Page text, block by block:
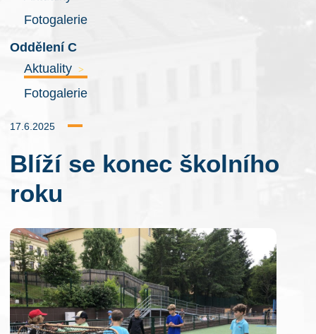
Fotogalerie
Oddělení C
Aktuality >
Fotogalerie
17.6.2025
Blíží se konec školního
roku